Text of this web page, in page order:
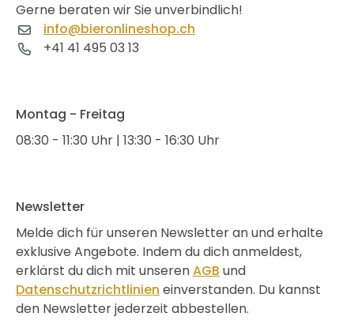
Gerne beraten wir Sie unverbindlich!
info@bieronlineshop.ch
+41 41 495 03 13
Montag - Freitag
08:30 - 11:30 Uhr | 13:30 - 16:30 Uhr
Newsletter
Melde dich für unseren Newsletter an und erhalte
exklusive Angebote. Indem du dich anmeldest,
erklärst du dich mit unserenAGB und
Datenschutzrichtlinien einverstanden. Du kannst
den Newsletter jederzeit abbestellen.